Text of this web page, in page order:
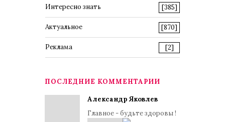
Интересно знать [385]
Актуальное [870]
Реклама [2]
ПОСЛЕДНИЕ КОММЕНТАРИИ
Александр Яковлев
Главное - будьте здоровы !